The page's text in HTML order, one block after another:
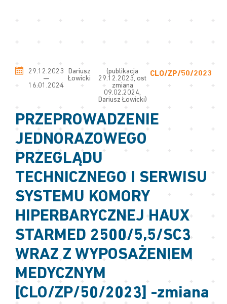
29.12.2023
—
16.01.2024
Dariusz
Łowicki
(publikacja
29.12.2023, ost
zmiana
09.02.2024,
Dariusz Łowicki)
CLO/ZP/50/2023
PRZEPROWADZENIE
JEDNORAZOWEGO
PRZEGLĄDU
TECHNICZNEGO I SERWISU
SYSTEMU KOMORY
HIPERBARYCZNEJ HAUX
STARMED 2500/5,5/SC3
WRAZ Z WYPOSAŻENIEM
MEDYCZNYM
[CLO/ZP/50/2023] -zmiana